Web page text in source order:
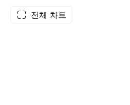
전체 차트